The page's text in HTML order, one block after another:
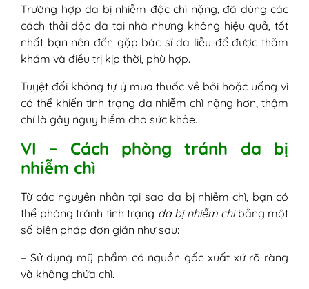
Trường hợp da bị nhiễm độc chì nặng, đã dùng các
cách thải độc da tại nhà nhưng không hiệu quả, tốt
nhất bạn nên đến gặp bác sĩ da liễu để được thăm
khám và điều trị kịp thời, phù hợp.
Tuyệt đối không tự ý mua thuốc về bôi hoặc uống vì
có thể khiến tình trạng da nhiễm chì nặng hơn, thậm
chí là gây nguy hiểm cho sức khỏe.
VI – Cách phòng tránh da bị
nhiễm chì
Từ các nguyên nhân tại sao da bị nhiễm chì, bạn có
thể phòng tránh tình trạng da bị nhiễm chìbằng một
số biện pháp đơn giản như sau:
– Sử dụng mỹ phẩm có nguồn gốc xuất xứ rõ ràng
và không chứa chì.